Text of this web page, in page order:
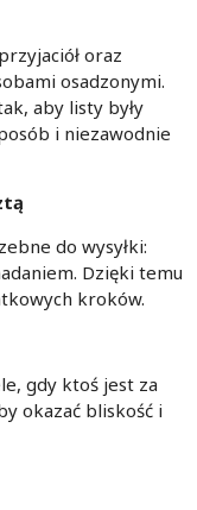
oraz
osadzonymi.
aby listy były
i niezawodnie
do wysyłki:
Dzięki temu
kroków.
gdy ktoś jest za
okazać bliskość i